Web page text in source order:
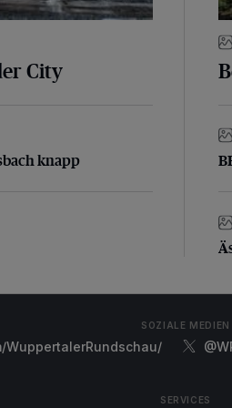
City
knapp
knapp
SOZIALE MEDIEN
WuppertalerRundschau/
SERVICES